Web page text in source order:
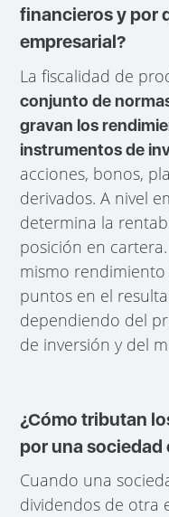
financieros y por
empresarial?
La fiscalidad de
conjunto de
gravan los
instrumentos de
acciones, bonos,
derivados. A nivel
determina la
posición en
mismo
puntos en el
dependiendo del
de inversión y del
¿Cómo tributan
por una sociedad
Cuando una
dividendos de otra